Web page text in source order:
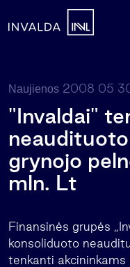
Naujienos 2008 05
"Invaldai"
grynojo
mln. Lt
Finansinės grupės
konsoliduoto
tenkanti